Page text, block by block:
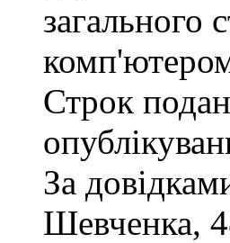
загального
Строк
За
Шевченка,